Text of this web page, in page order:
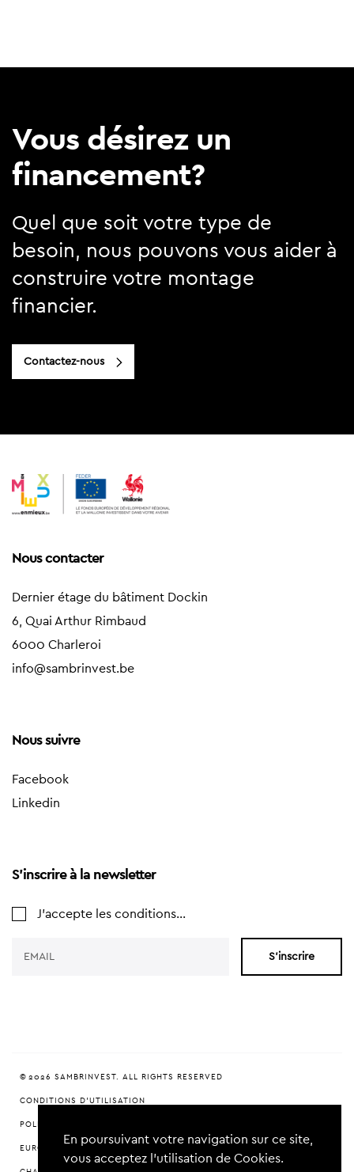
En poursuivant votre navigation sur ce site,
vous acceptez l’utilisation de Cookies.
Vous désirez un
financement?
Quel que soit votre type de
besoin, nous pouvons vous aider à
construire votre montage
financier.
Contactez-nous
Nous contacter
Dernier étage du bâtiment Dockin
6, Quai Arthur Rimbaud
6000 Charleroi
info@sambrinvest.be
Nous suivre
Facebook
Linkedin
S'inscrire à la newsletter
J'accepte les conditions...
S'inscrire
© 2026 SAMBRINVEST. ALL RIGHTS RESERVED
CONDITIONS D'UTILISATION
POLITIQUE DE CONFIDENTIALITÉ
EUROPEAN VENTURE CAPITAL FOR CHARLEROI (EVCC)